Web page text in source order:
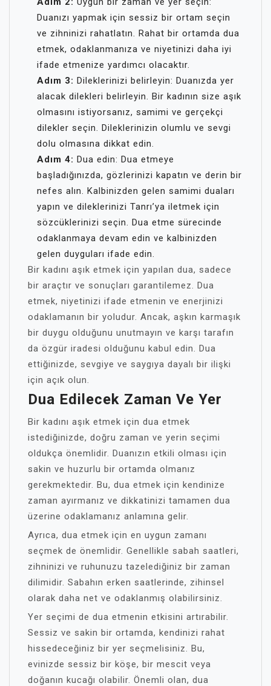
Duanızı yapmak için sessiz bir ortam seçin
ve zihninizi rahatlatın. Rahat bir ortamda dua
etmek, odaklanmanıza ve niyetinizi daha iyi
ifade etmenize yardımcı olacaktır.
Adım 3: Dileklerinizi belirleyin: Duanızda yer
alacak dilekleri belirleyin. Bir kadının size aşık
olmasını istiyorsanız, samimi ve gerçekçi
dilekler seçin. Dileklerinizin olumlu ve sevgi
dolu olmasına dikkat edin.
Adım 4: Dua edin: Dua etmeye
başladığınızda, gözlerinizi kapatın ve derin bir
nefes alın. Kalbinizden gelen samimi duaları
yapın ve dileklerinizi Tanrı’ya iletmek için
sözcüklerinizi seçin. Dua etme sürecinde
odaklanmaya devam edin ve kalbinizden
gelen duyguları ifade edin.
Bir kadını aşık etmek için yapılan dua, sadece
bir araçtır ve sonuçları garantilemez. Dua
etmek, niyetinizi ifade etmenin ve enerjinizi
odaklamanın bir yoludur. Ancak, aşkın karmaşık
bir duygu olduğunu unutmayın ve karşı tarafın
da özgür iradesi olduğunu kabul edin. Dua
ettiğinizde, sevgiye ve saygıya dayalı bir ilişki
için açık olun.
Dua Edilecek Zaman Ve Yer
Bir kadını aşık etmek için dua etmek
istediğinizde, doğru zaman ve yerin seçimi
oldukça önemlidir. Duanızın etkili olması için
sakin ve huzurlu bir ortamda olmanız
gerekmektedir. Bu, dua etmek için kendinize
zaman ayırmanız ve dikkatinizi tamamen dua
üzerine odaklamanız anlamına gelir.
Ayrıca, dua etmek için en uygun zamanı
seçmek de önemlidir. Genellikle sabah saatleri,
zihninizi ve ruhunuzu tazelediğiniz bir zaman
dilimidir. Sabahın erken saatlerinde, zihinsel
olarak daha net ve odaklanmış olabilirsiniz.
Yer seçimi de dua etmenin etkisini artırabilir.
Sessiz ve sakin bir ortamda, kendinizi rahat
hissedeceğiniz bir yer seçmelisiniz. Bu,
evinizde sessiz bir köşe, bir mescit veya
doğanın kucağı olabilir. Önemli olan, dua